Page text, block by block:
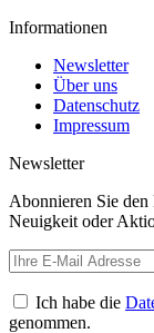
Informationen
Newsletter
Über uns
Datenschutz
Impressum
Newsletter
Abonnieren Sie den
Neuigkeit oder
Ich habe die
genommen.